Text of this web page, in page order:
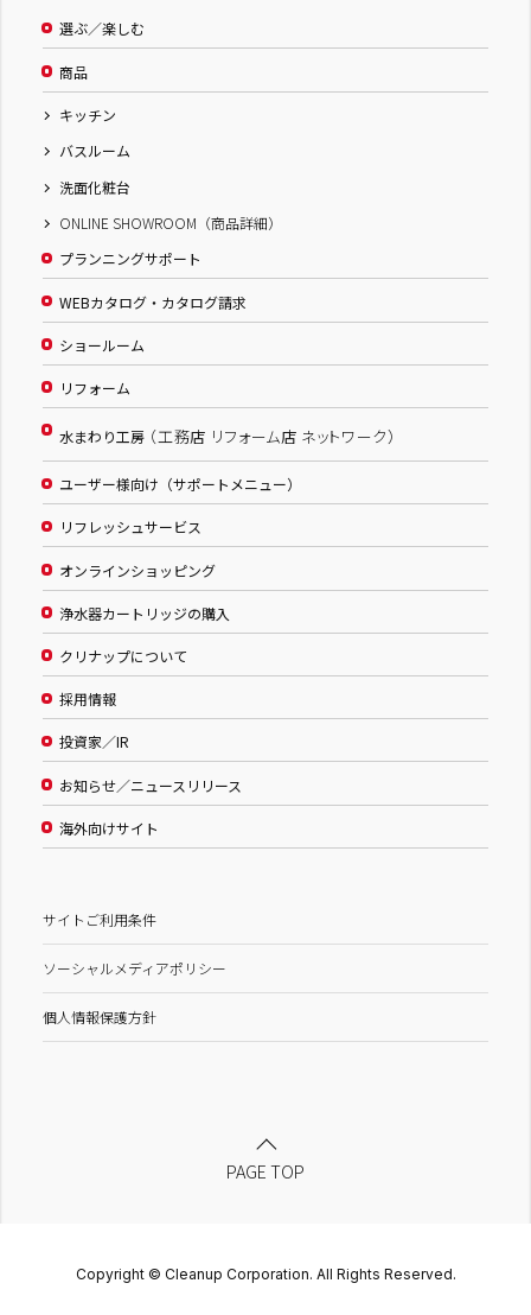
選ぶ／楽しむ
商品
キッチン
バスルーム
洗面化粧台
ONLINE SHOWROOM（商品詳細）
プランニングサポート
WEBカタログ・カタログ請求
ショールーム
リフォーム
水まわり工房 （工務店 リフォーム店 ネットワーク）
ユーザー様向け（サポートメニュー）
リフレッシュサービス
オンラインショッピング
浄水器カートリッジの購入
クリナップについて
採用情報
投資家／IR
お知らせ／ニュースリリース
海外向けサイト
サイトご利用条件
ソーシャルメディアポリシー
個人情報保護方針
PAGE TOP
Copyright © Cleanup Corporation. All Rights Reserved.